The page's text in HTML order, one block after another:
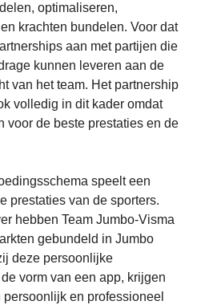
optimaliseren,
krachten bundelen. Voor dat
aan met partijen die
kunnen leveren aan de
van het team. Het partnership
volledig in dit kader omdat
voor de beste prestaties en de
speelt een
prestaties van de sporters.
hebben Team Jumbo-Visma
gebundeld in Jumbo
deze persoonlijke
vorm van een app, krijgen
en professioneel